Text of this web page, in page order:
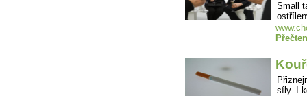
Small
síly. I